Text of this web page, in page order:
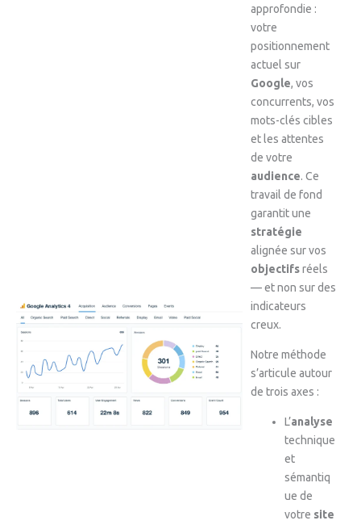
approfondie :
votre
positionnement
actuel sur
Google, vos
concurrents, vos
mots-clés cibles
et les attentes
de votre
audience. Ce
travail de fond
garantit une
stratégie
alignée sur vos
objectifsréels
— et non sur des
indicateurs
creux.
Notre méthode
s’articule autour
de trois axes :
L’analyse
technique
et
sémantiq
ue de
votre site